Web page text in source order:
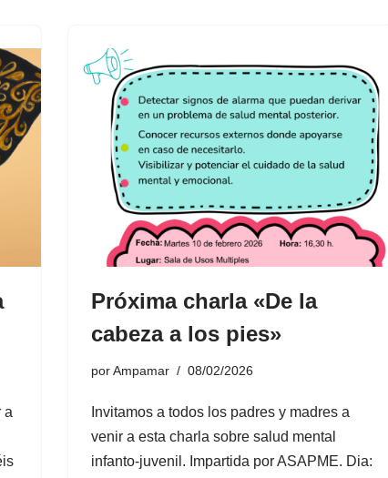
a
Próxima charla «De la
cabeza a los pies»
porAmpamar 08/02/2026
Invitamos a todos los padres y madres a
venir a esta charla sobre salud mental
infanto-juvenil. Impartida por ASAPME. Dia: